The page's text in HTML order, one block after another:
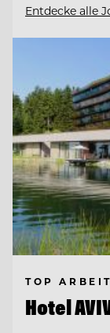
Entdecke alle
TOP
Hotel